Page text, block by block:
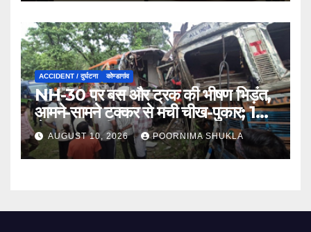
ACCIDENT / दुर्घटना कोण्डागांव
NH-30 पर बस और ट्रक की भीषण भिड़ंत,
आमने-सामने टक्कर से मची चीख-पुकार; 12
से ज्यादा यात्री घायल…
AUGUST 10, 2026 POORNIMA SHUKLA